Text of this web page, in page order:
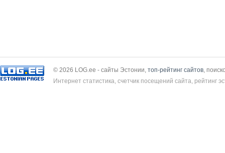
© 2026 LOG.ee - сайты Эстонии, топ-рейтинг сайтов ,
Интернет статистика, счетчик посещений сайта, рейтинг